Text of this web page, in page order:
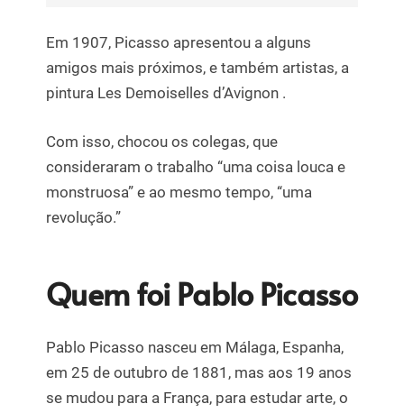
Em 1907, Picasso apresentou a alguns
amigos mais próximos, e também artistas, a
pintura Les Demoiselles d’Avignon .
Com isso, chocou os colegas, que
consideraram o trabalho “uma coisa louca e
monstruosa” e ao mesmo tempo, “uma
revolução.”
Quem foi Pablo Picasso
Pablo Picasso nasceu em Málaga, Espanha,
em 25 de outubro de 1881, mas aos 19 anos
se mudou para a França, para estudar arte, o